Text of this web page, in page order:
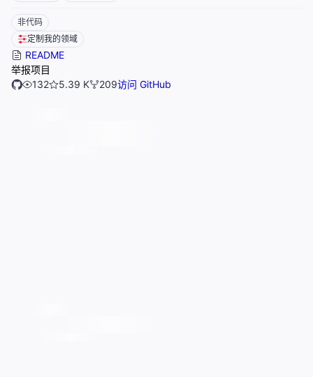
非代码
定制我的领域
README
举报项目
132
5.39 K 209访问 GitHub